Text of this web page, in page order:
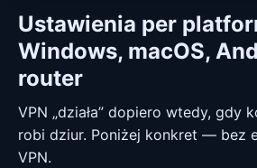
Ustawienia per
Windows, macOS,
router
VPN „działa” dopiero wtedy, gdy
robi dziur. Poniżej konkret — bez
VPN.